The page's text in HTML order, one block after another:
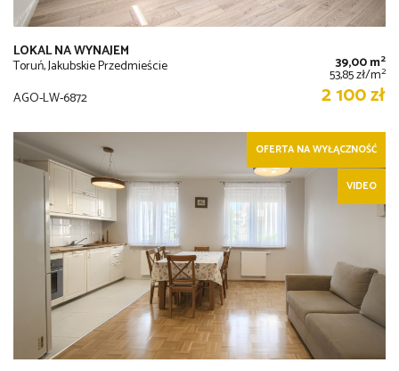
LOKAL NA WYNAJEM
Toruń, Jakubskie Przedmieście 39,00 m2
53,85 zł/m2
AGO-LW-6872 2 100 zł
OFERTA NA WYŁĄCZNOŚĆ
VIDEO